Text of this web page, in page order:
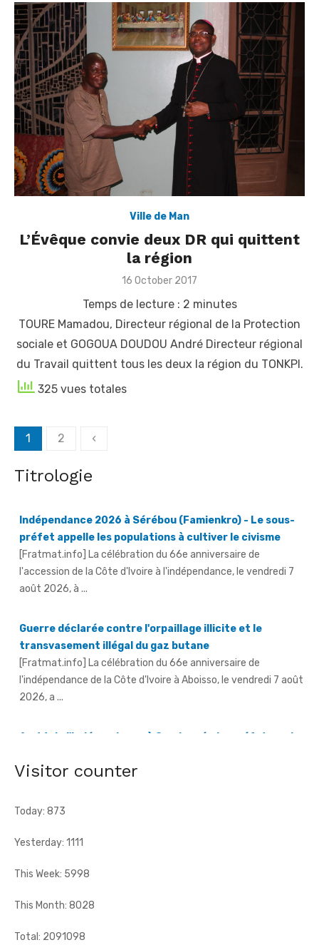
Ville de Man
L’Évêque convie deux DR qui quittent
la région
Posted
16 October 2017
Temps de lecture : 2 minutes
TOURE Mamadou, Directeur régional de la Protection
sociale et GOGOUA DOUDOU André Directeur régional
du Travail quittent tous les deux la région du TONKPI.
325 vues totales
Posts
1 2 ‹
Titrologie
Indépendance 2026 à Sérébou (Famienkro) - Le sous-
[Fratmat.info] La célébration du 66e anniversaire de
Guerre déclarée contre l'orpaillage illicite et le
transvasement illégal du gaz butane
[Fratmat.info] La célébration du 66e anniversaire de
An 66 de l'indépendance à Sandegué - Le préfet rend
hommage au Président Ouattara pour la consolidation
de la paix
Visitor counter
Today: 873
Yesterday: 1111
This Week: 5998
This Month: 8028
Total: 2091098